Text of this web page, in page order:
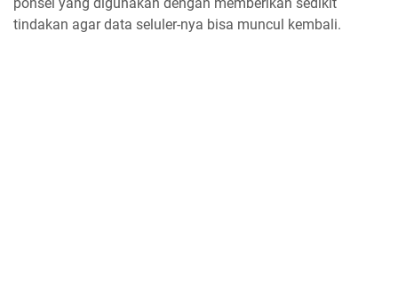
ponsel yang digunakan dengan memberikan sedikit
tindakan agar data seluler-nya bisa muncul kembali.